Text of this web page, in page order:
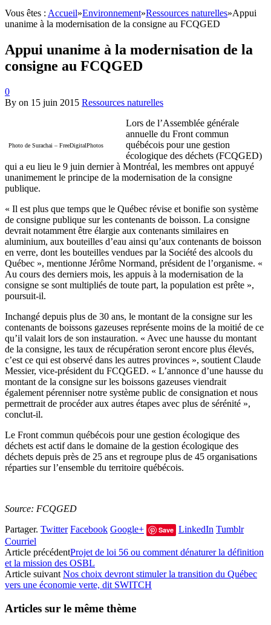
Vous êtes : Accueil»Environnement»Ressources naturelles»Appui
unanime à la modernisation de la consigne au FCQGED
Appui unanime à la modernisation de la
consigne au FCQGED
0
By on 15 juin 2015 Ressources naturelles
Photo de Surachai – FreeDigitalPhotos
Lors de l’Assemblée générale
annuelle du Front commun
québécois pour une gestion
écologique des déchets (FCQGED)
qui a eu lieu le 9 juin dernier à Montréal, les membres ont appuyé
unanimement le principe de la modernisation de la consigne
publique.
« Il est plus que temps que le Québec révise et bonifie son système
de consigne publique sur les contenants de boisson. La consigne
devrait notamment être élargie aux contenants similaires en
aluminium, aux bouteilles d’eau ainsi qu’aux contenants de boisson
en verre, dont les bouteilles vendues par la Société des alcools du
Québec », mentionne Jérôme Normand, président de l’organisme. «
Au cours des derniers mois, les appuis à la modernisation de la
consigne se sont multipliés de toute part, la population est prête »,
poursuit-il.
Inchangé depuis plus de 30 ans, le montant de la consigne sur les
contenants de boissons gazeuses représente moins de la moitié de ce
qu’il valait lors de son instauration. « Avec une hausse du montant
de la consigne, les taux de récupération seront encore plus élevés,
c’est ce qui est observé dans les autres provinces », soutient Claude
Messier, vice-président du FCQGED. « L’annonce d’une hausse du
montant de la consigne sur les boissons gazeuses viendrait
également pérenniser notre système public de consignation et nous
permettrait de procéder aux autres étapes avec plus de sérénité »,
conclut-il.
Le Front commun québécois pour une gestion écologique des
déchets est actif dans le domaine de la gestion écologique des
déchets depuis près de 25 ans et regroupe plus de 45 organisations
réparties sur l’ensemble du territoire québécois.
Source: FCQGED
Partager. Twitter Facebook Google+ Save LinkedIn Tumblr
Courriel
Article précédentProjet de loi 56 ou comment dénaturer la définition
et la mission des OSBL
Article suivant Nos choix devront stimuler la transition du Québec
vers une économie verte, dit SWITCH
Articles sur le même thème